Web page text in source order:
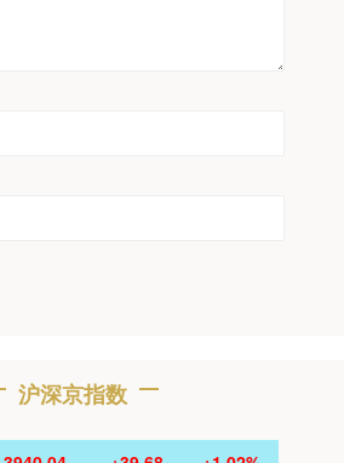
沪深京指数